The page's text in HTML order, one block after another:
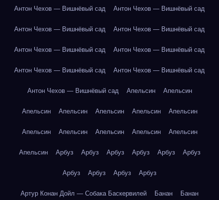
Антон Чехов — Вишнёвый сад Антон Чехов — Вишнёвый сад
Антон Чехов — Вишнёвый сад Антон Чехов — Вишнёвый сад
Антон Чехов — Вишнёвый сад Антон Чехов — Вишнёвый сад
Антон Чехов — Вишнёвый сад Антон Чехов — Вишнёвый сад
Антон Чехов — Вишнёвый сад Апельсин Апельсин
Апельсин Апельсин Апельсин Апельсин Апельсин
Апельсин Апельсин Апельсин Апельсин Апельсин
Апельсин Арбуз Арбуз Арбуз Арбуз Арбуз Арбуз
Арбуз Арбуз Арбуз Арбуз
Артур Конан Дойл — Собака Баскервилей Банан Банан